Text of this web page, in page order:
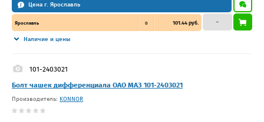
Цена г. Ярославль
Ярославль 0 101.44 руб.
Наличие и цены
–
101-2403021
Болт чашек дифференциала ОАО МАЗ 101-2403021
Производитель: KONNOR